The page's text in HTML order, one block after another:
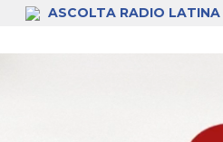
ASCOLTA RADIO LATINA